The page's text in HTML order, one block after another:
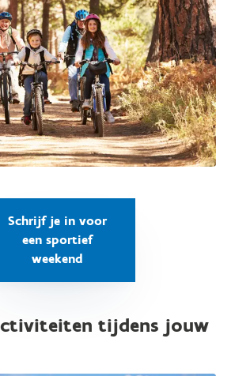
Schrijf je in voor
een sportief
weekend
tijdens jouw